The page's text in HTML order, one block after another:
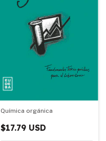
Química orgánica
$17.79 USD